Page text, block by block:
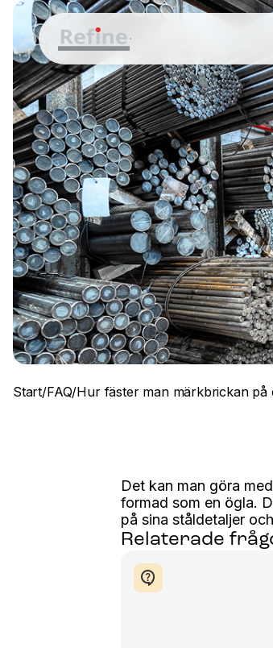
Start/FAQ/Hur fäster man märkbrickan på
Det kan man göra
formad som en ögla.
på sina ståldetaljer
Relaterade